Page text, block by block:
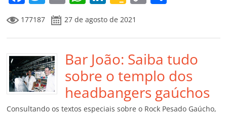
a
c
e
b
o
o
k
w
itt
er
m
ai
l
at
s
A
p
p
n
k
e
dI
n
o
o
gl
e
Cl
a
ss
y
Li
n
k
p
ar
til
h
ar
177187 27 de agosto de 2021
Bar João: Saiba tudo
sobre o templo dos
headbangers gaúchos
Consultando os textos especiais sobre o Rock Pesado Gaúcho,